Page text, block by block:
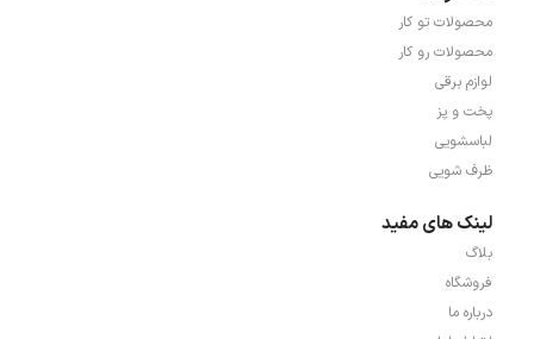
محصولات تو کار
محصولات رو کار
لوازم برقی
پخت و پز
لباسشویی
ظرف شویی
لینک های مفید
بلاگ
فروشگاه
درباره ما